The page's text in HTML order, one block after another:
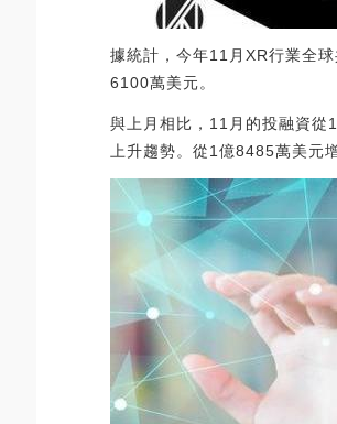
據統計，今年11月XR行業全
6100萬美元。
與上月相比，11月的投融資從
上升趨勢。從1億8485萬美元